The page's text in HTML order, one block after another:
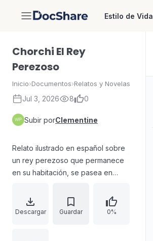
DocShare Estilo de Vida
Chorchi El Rey
Perezoso
Inicio›Documentos›Relatos y Novelas
Jul 3, 2026 8 0
Subir porClementine
Relato ilustrado en español sobre
un rey perezoso que permanece
en su habitación, se pasea en
como el ejercicio mientras juega
distraído con el “huevo podrido”. La
Descargar Guardar 0%